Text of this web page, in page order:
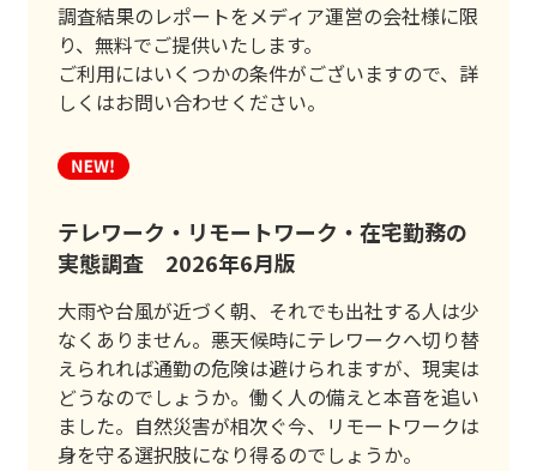
調査結果のレポートをメディア運営の会社様に限
り、無料でご提供いたします。
ご利用にはいくつかの条件がございますので、詳
しくはお問い合わせください。
テレワーク・リモートワーク・在宅勤務の
実態調査 2026年6月版
大雨や台風が近づく朝、それでも出社する人は少
なくありません。悪天候時にテレワークへ切り替
えられれば通勤の危険は避けられますが、現実は
どうなのでしょうか。働く人の備えと本音を追い
ました。自然災害が相次ぐ今、リモートワークは
身を守る選択肢になり得るのでしょうか。